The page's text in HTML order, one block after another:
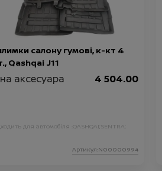
салону гумові, к-кт 4
Qashqai J11
аксесуара 4 504.00
для автомобіля : QASHQAI; SENTRA;
Артикул:N00000994